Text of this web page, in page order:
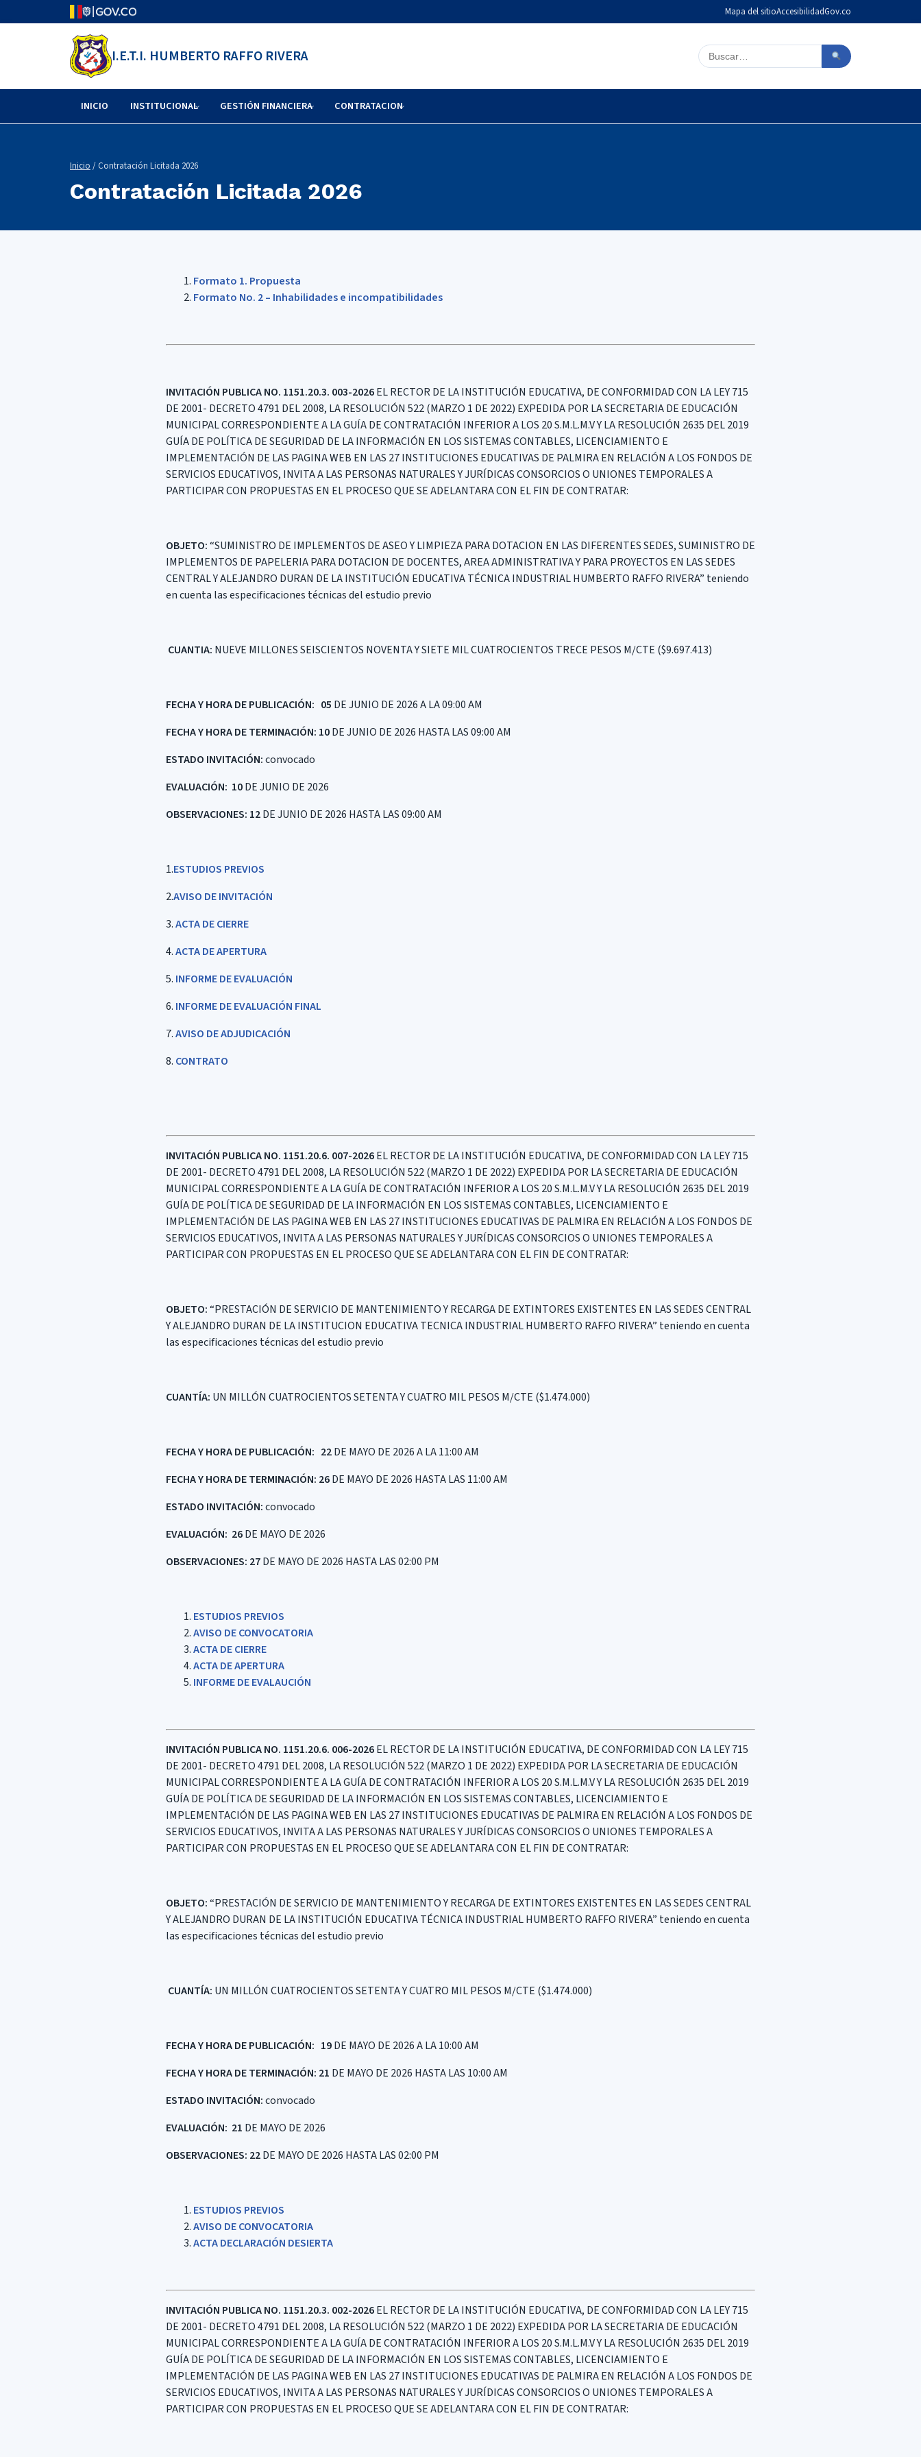
Mapa del sitioAccesibilidadGov.co
I.E.T.I. HUMBERTO RAFFO RIVERA Buscar en el sitio
INICIO INSTITUCIONAL GESTIÓN FINANCIERA CONTRATACION
Inicio / Contratación Licitada 2026
Contratación Licitada 2026
Formato 1. Propuesta
Formato No. 2 – Inhabilidades e incompatibilidades
INVITACIÓN PUBLICA NO. 1151.20.3. 003-2026EL RECTOR DE LA INSTITUCIÓN EDUCATIVA, DE CONFORMIDAD CON LA LEY 715
DE 2001- DECRETO 4791 DEL 2008, LA RESOLUCIÓN 522 (MARZO 1 DE 2022) EXPEDIDA POR LA SECRETARIA DE EDUCACIÓN
MUNICIPAL CORRESPONDIENTE A LA GUÍA DE CONTRATACIÓN INFERIOR A LOS 20 S.M.L.M.V Y LA RESOLUCIÓN 2635 DEL 2019
GUÍA DE POLÍTICA DE SEGURIDAD DE LA INFORMACIÓN EN LOS SISTEMAS CONTABLES, LICENCIAMIENTO E
IMPLEMENTACIÓN DE LAS PAGINA WEB EN LAS 27 INSTITUCIONES EDUCATIVAS DE PALMIRA EN RELACIÓN A LOS FONDOS DE
SERVICIOS EDUCATIVOS, INVITA A LAS PERSONAS NATURALES Y JURÍDICAS CONSORCIOS O UNIONES TEMPORALES A
PARTICIPAR CON PROPUESTAS EN EL PROCESO QUE SE ADELANTARA CON EL FIN DE CONTRATAR:
OBJETO:“SUMINISTRO DE IMPLEMENTOS DE ASEO Y LIMPIEZA PARA DOTACION EN LAS DIFERENTES SEDES, SUMINISTRO DE
IMPLEMENTOS DE PAPELERIA PARA DOTACION DE DOCENTES, AREA ADMINISTRATIVA Y PARA PROYECTOS EN LAS SEDES
CENTRAL Y ALEJANDRO DURAN DE LA INSTITUCIÓN EDUCATIVA TÉCNICA INDUSTRIAL HUMBERTO RAFFO RIVERA” teniendo
en cuenta las especificaciones técnicas del estudio previo
CUANTIA: NUEVE MILLONES SEISCIENTOS NOVENTA Y SIETE MIL CUATROCIENTOS TRECE PESOS M/CTE ($9.697.413)
FECHA Y HORA DE PUBLICACIÓN: 05 DE JUNIO DE 2026 A LA 09:00 AM
FECHA Y HORA DE TERMINACIÓN: 10DE JUNIO DE 2026 HASTA LAS 09:00 AM
ESTADO INVITACIÓN:convocado
EVALUACIÓN: 10DE JUNIO DE 2026
OBSERVACIONES: 12DE JUNIO DE 2026 HASTA LAS 09:00 AM
1.ESTUDIOS PREVIOS
2.AVISO DE INVITACIÓN
3.ACTA DE CIERRE
4.ACTA DE APERTURA
5. INFORME DE EVALUACIÓN
6. INFORME DE EVALUACIÓN FINAL
7.AVISO DE ADJUDICACIÓN
8. CONTRATO
INVITACIÓN PUBLICA NO. 1151.20.6. 007-2026EL RECTOR DE LA INSTITUCIÓN EDUCATIVA, DE CONFORMIDAD CON LA LEY 715
DE 2001- DECRETO 4791 DEL 2008, LA RESOLUCIÓN 522 (MARZO 1 DE 2022) EXPEDIDA POR LA SECRETARIA DE EDUCACIÓN
MUNICIPAL CORRESPONDIENTE A LA GUÍA DE CONTRATACIÓN INFERIOR A LOS 20 S.M.L.M.V Y LA RESOLUCIÓN 2635 DEL 2019
GUÍA DE POLÍTICA DE SEGURIDAD DE LA INFORMACIÓN EN LOS SISTEMAS CONTABLES, LICENCIAMIENTO E
IMPLEMENTACIÓN DE LAS PAGINA WEB EN LAS 27 INSTITUCIONES EDUCATIVAS DE PALMIRA EN RELACIÓN A LOS FONDOS DE
SERVICIOS EDUCATIVOS, INVITA A LAS PERSONAS NATURALES Y JURÍDICAS CONSORCIOS O UNIONES TEMPORALES A
PARTICIPAR CON PROPUESTAS EN EL PROCESO QUE SE ADELANTARA CON EL FIN DE CONTRATAR:
OBJETO:“PRESTACIÓN DE SERVICIO DE MANTENIMIENTO Y RECARGA DE EXTINTORES EXISTENTES EN LAS SEDES CENTRAL
Y ALEJANDRO DURAN DE LA INSTITUCION EDUCATIVA TECNICA INDUSTRIAL HUMBERTO RAFFO RIVERA” teniendo en cuenta
las especificaciones técnicas del estudio previo
CUANTÍA: UN MILLÓN CUATROCIENTOS SETENTA Y CUATRO MIL PESOS M/CTE ($1.474.000)
FECHA Y HORA DE PUBLICACIÓN: 22DE MAYO DE 2026 A LA 11:00 AM
FECHA Y HORA DE TERMINACIÓN: 26DE MAYO DE 2026 HASTA LAS 11:00 AM
ESTADO INVITACIÓN:convocado
EVALUACIÓN: 26DE MAYO DE 2026
OBSERVACIONES: 27DE MAYO DE 2026 HASTA LAS 02:00 PM
ESTUDIOS PREVIOS
AVISO DE CONVOCATORIA
ACTA DE CIERRE
ACTA DE APERTURA
INFORME DE EVALAUCIÓN
INVITACIÓN PUBLICA NO. 1151.20.6. 006-2026EL RECTOR DE LA INSTITUCIÓN EDUCATIVA, DE CONFORMIDAD CON LA LEY 715
DE 2001- DECRETO 4791 DEL 2008, LA RESOLUCIÓN 522 (MARZO 1 DE 2022) EXPEDIDA POR LA SECRETARIA DE EDUCACIÓN
MUNICIPAL CORRESPONDIENTE A LA GUÍA DE CONTRATACIÓN INFERIOR A LOS 20 S.M.L.M.V Y LA RESOLUCIÓN 2635 DEL 2019
GUÍA DE POLÍTICA DE SEGURIDAD DE LA INFORMACIÓN EN LOS SISTEMAS CONTABLES, LICENCIAMIENTO E
IMPLEMENTACIÓN DE LAS PAGINA WEB EN LAS 27 INSTITUCIONES EDUCATIVAS DE PALMIRA EN RELACIÓN A LOS FONDOS DE
SERVICIOS EDUCATIVOS, INVITA A LAS PERSONAS NATURALES Y JURÍDICAS CONSORCIOS O UNIONES TEMPORALES A
PARTICIPAR CON PROPUESTAS EN EL PROCESO QUE SE ADELANTARA CON EL FIN DE CONTRATAR:
OBJETO:“PRESTACIÓN DE SERVICIO DE MANTENIMIENTO Y RECARGA DE EXTINTORES EXISTENTES EN LAS SEDES CENTRAL
Y ALEJANDRO DURAN DE LA INSTITUCIÓN EDUCATIVA TÉCNICA INDUSTRIAL HUMBERTO RAFFO RIVERA” teniendo en cuenta
las especificaciones técnicas del estudio previo
CUANTÍA: UN MILLÓN CUATROCIENTOS SETENTA Y CUATRO MIL PESOS M/CTE ($1.474.000)
FECHA Y HORA DE PUBLICACIÓN: 19DE MAYO DE 2026 A LA 10:00 AM
FECHA Y HORA DE TERMINACIÓN: 21 DE MAYO DE 2026 HASTA LAS 10:00 AM
ESTADO INVITACIÓN:convocado
EVALUACIÓN: 21 DE MAYO DE 2026
OBSERVACIONES: 22DE MAYO DE 2026 HASTA LAS 02:00 PM
ESTUDIOS PREVIOS
AVISO DE CONVOCATORIA
ACTA DECLARACIÓN DESIERTA
INVITACIÓN PUBLICA NO. 1151.20.3. 002-2026EL RECTOR DE LA INSTITUCIÓN EDUCATIVA, DE CONFORMIDAD CON LA LEY 715
DE 2001- DECRETO 4791 DEL 2008, LA RESOLUCIÓN 522 (MARZO 1 DE 2022) EXPEDIDA POR LA SECRETARIA DE EDUCACIÓN
MUNICIPAL CORRESPONDIENTE A LA GUÍA DE CONTRATACIÓN INFERIOR A LOS 20 S.M.L.M.V Y LA RESOLUCIÓN 2635 DEL 2019
GUÍA DE POLÍTICA DE SEGURIDAD DE LA INFORMACIÓN EN LOS SISTEMAS CONTABLES, LICENCIAMIENTO E
IMPLEMENTACIÓN DE LAS PAGINA WEB EN LAS 27 INSTITUCIONES EDUCATIVAS DE PALMIRA EN RELACIÓN A LOS FONDOS DE
SERVICIOS EDUCATIVOS, INVITA A LAS PERSONAS NATURALES Y JURÍDICAS CONSORCIOS O UNIONES TEMPORALES A
PARTICIPAR CON PROPUESTAS EN EL PROCESO QUE SE ADELANTARA CON EL FIN DE CONTRATAR: